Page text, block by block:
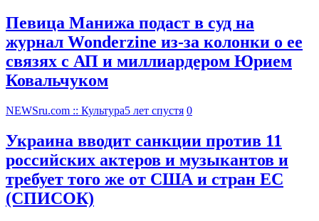
Певица Манижа подаст в суд на
журнал Wonderzine из-за колонки о ее
связях с АП и миллиардером Юрием
Ковальчуком
NEWSru.com :: Культура5 лет спустя 0
Украина вводит санкции против 11
российских актеров и музыкантов и
требует того же от США и стран ЕС
(СПИСОК)